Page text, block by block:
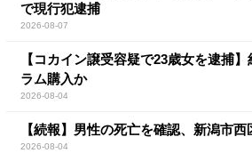
で現行犯逮捕
2026-08-07
【コカイン譲受容疑で23歳女を逮捕
ラム購入か
2026-08-04
【続報】男性の死亡を確認、新潟市
2026-08-04